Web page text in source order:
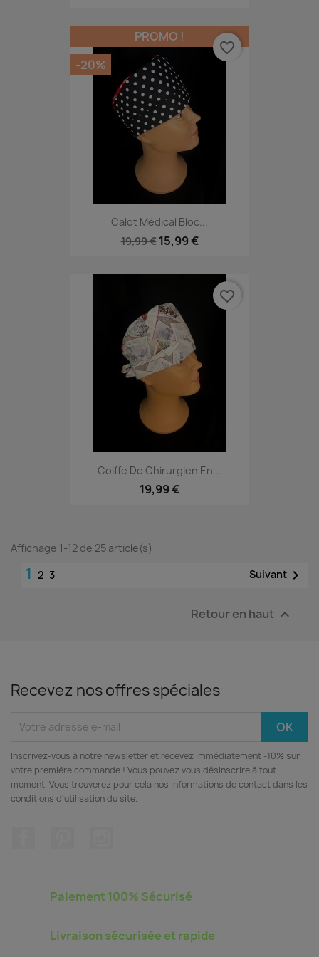
Calot Médical Bloc...
19,99 € 15,99 €
PROMO !
-20%
favorite_border
Coiffe De Chirurgien En...
19,99 €
favorite_border
Affichage 1-12 de 25 article(s)
1 2 3 Suivant 
Retour en haut 
Recevez nos offres spéciales
Inscrivez‑vous à notre newsletter et recevez immédiatement -10% sur
votre première commande ! Vous pouvez vous désinscrire à tout
moment. Vous trouverez pour cela nos informations de contact dans les
conditions d'utilisation du site.
Paiement 100% Sécurisé
Livraison sécurisée et rapide